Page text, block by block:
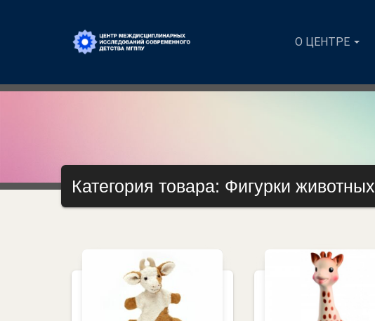
О ЦЕНТРЕ
Категория товара: Фигурки животных